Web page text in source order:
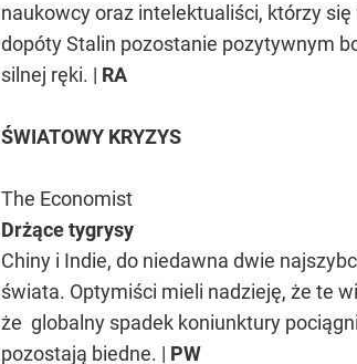
naukowcy oraz intelektualiści, którzy
dopóty Stalin pozostanie pozytywnym
silnej ręki. | RA
ŚWIATOWY KRYZYS
The Economist
Drżące tygrysy
Chiny i Indie, do niedawna dwie
świata. Optymiści mieli nadzieję, że te
że globalny spadek koniunktury
pozostają biedne. | PW